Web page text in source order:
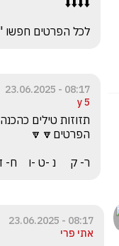
לכל הפרטים
08:17 - 23.06.2025
5 y
ר- ק     נ -ט -ו
08:17 - 23.06.2025
אתי פרי